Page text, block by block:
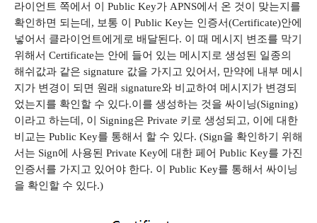
라이언트 쪽에서 이
Public Key가 APNS에서 온 것이 맞는지를
확인하면 되는데 , 보통 이 Public Key는 인증서(Certificate)안에
넣어서 클라이언트에게로 배달된다. 이 때 메시지 변조를 막기
위해서 Certificate는 안에 들어 있는 메시지로 생성된 일종의
해쉬값과 같은 signature 값을 가지고 있어서 , 만약에 내부 메시
지가 변경이 되면 원래 signature와 비교하여 메시지가 변경되
었는지를 확인할 수 있다.이를 생성하는 것을 싸이닝(Signing)
이라고 하는데 , 이 Signing은 Private 키로 생성되고, 이에 대한
비교는 Public Key를 통해서 할 수 있다. (Sign을 확인하기 위해
서는 Sign에 사용된 Private Key에 대한 페어 Public Key를 가진
인증서를 가지고 있어야 한다. 이 Public Key를 통해서 싸이닝
을 확인할 수 있다.)